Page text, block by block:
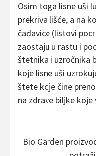
Osim toga lisne uši
prekriva lišće, a na
čađavice (listovi
zaostaju u rastu i
štetnika i uzročnika
koje lisne uši
štete koje čine
na zdrave biljke
Bio Garden